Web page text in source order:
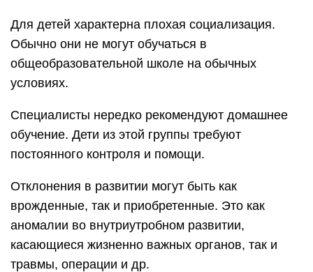
Для детей характерна плохая социализация.
Обычно они не могут обучаться в
общеобразовательной школе на обычных
условиях.
Специалисты нередко рекомендуют домашнее
обучение. Дети из этой группы требуют
постоянного контроля и помощи.
Отклонения в развитии могут быть как
врожденные, так и приобретенные. Это как
аномалии во внутриутробном развитии,
касающиеся жизненно важных органов, так и
травмы, операции и др.